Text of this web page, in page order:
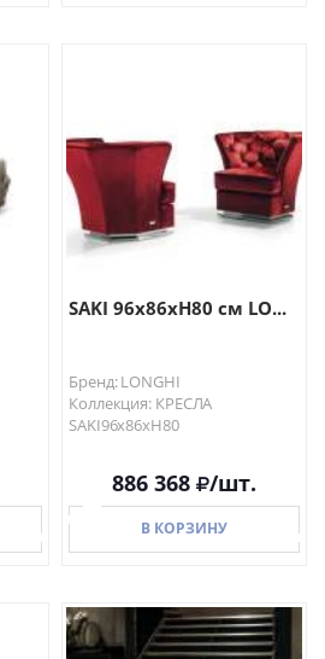
SAKI 96х86хН80 см LO...
Бренд: LONGHI
Коллекция: КРЕСЛА
SAKI96х86хН80
886 368 /шт.
В КОРЗИНУ